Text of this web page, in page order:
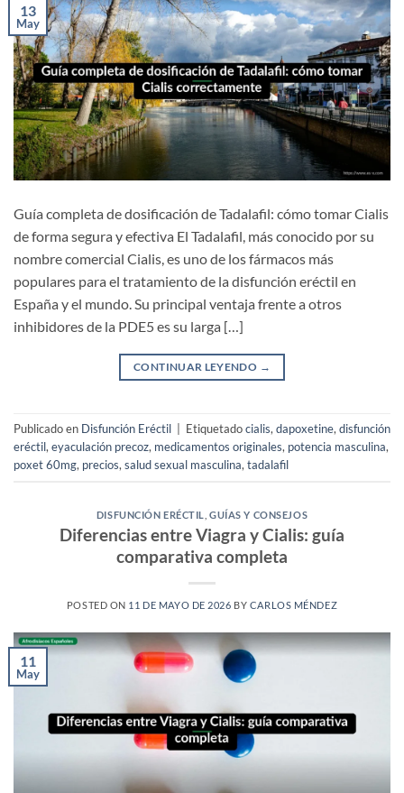
13
May
Guía completa de dosificación de Tadalafil: cómo tomar Cialis
de forma segura y efectiva El Tadalafil, más conocido por su
nombre comercial Cialis, es uno de los fármacos más
populares para el tratamiento de la disfunción eréctil en
España y el mundo. Su principal ventaja frente a otros
inhibidores de la PDE5 es su larga […]
CONTINUAR LEYENDO →
Publicado en Disfunción Eréctil Etiquetadocialis, dapoxetine, disfunción
eréctil, eyaculación precoz, medicamentos originales, potencia masculina,
poxet 60mg, precios, salud sexual masculina, tadalafil
DISFUNCIÓN ERÉCTIL ,GUÍAS Y CONSEJOS
Diferencias entre Viagra y Cialis: guía
comparativa completa
POSTED ON 11 DE MAYO DE 2026 BY CARLOS MÉNDEZ
11
May